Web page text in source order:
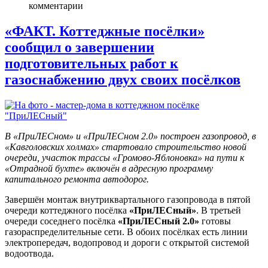
комментарии
«ФАКТ. Коттеджные посёлки»
сообщил о завершении
подготовительных работ к
газоснабжению двух своих посёлков
В «ПриЛЕСном» и «ПриЛЕСном 2.0» построен газопровод, в
«Кавголовских холмах» стартовало строительство новой
очереди, участок трассы «Громово-Яблоновка» на пути к
«Отрадной бухте» включён в адресную программу
капитального ремонта автодорог.
Завершён монтаж внутриквартального газопровода в пятой
очереди коттеджного посёлка «ПриЛЕСный». В третьей
очереди соседнего посёлка «ПриЛЕСный 2.0» готовы
газораспределительные сети. В обоих посёлках есть линии
электропередач, водопровод и дороги с открытой системой
водоотвода.